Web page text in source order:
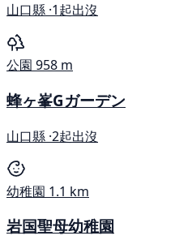
山口縣 ·1起出沒
公園 958 m
蜂ヶ峯Gガーデン
山口縣 ·2起出沒
幼稚園 1.1 km
岩国聖母幼稚園